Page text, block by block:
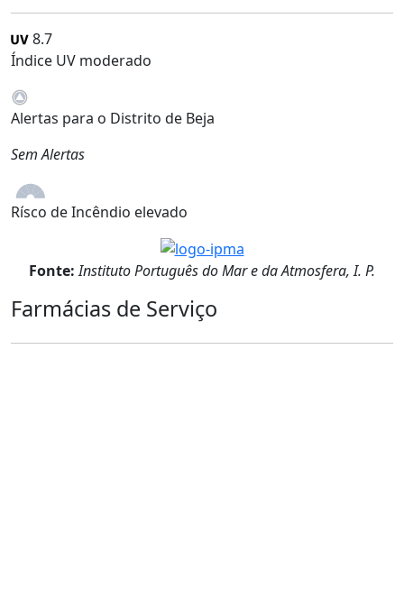
8.7
Índice UV moderado
Alertas para o Distrito de Beja
Sem Alertas
Rísco de Incêndio elevado
Fonte: Instituto Português do Mar e da Atmosfera, I. P.
Farmácias de Serviço